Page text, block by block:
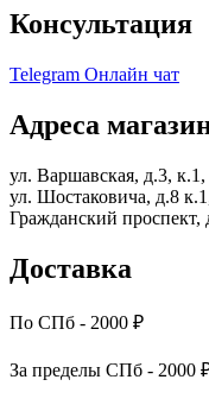
Консультация
Telegram Онлайн чат
Адреса
ул. Варшавская, д.3,
ул. Шостаковича, д.8
Гражданский проспект,
Доставка
По СПб - 2000 ₽
За пределы СПб - 2000